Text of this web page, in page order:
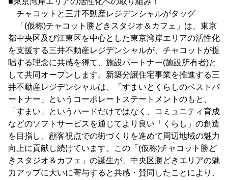
チャコットと三井不動産レジデンシャルがタッグ
「(仮称)チャコット勝どきスタジオ＆カフェ」は、東京
都中央区及び江東区を中心とした東京湾岸エリアの活性化
を支援する三井不動産レジデンシャルが、チャコットが提
唱する理念に共感を得て、施設パートナー(施設所有者)と
して共同オープンします。新築分譲住宅事業を推進する三
井不動産レジデンシャルは、「すまいとくらしのベストパ
ートナー」というコーポレートステートメントのもと、
「すまい」というハードだけではなく、コミュニティ育成
などのソフトサービスを通じてより良い「くらし」の創造
を目指し、顧客視点での街づくりを進めて周辺地域の魅力
向上に貢献し続けています。この「(仮称)チャコット勝ど
きスタジオ＆カフェ」の誕生が、中央区勝どきエリアの魅
力アップに大いに寄与すると共感・賛同したことにより、